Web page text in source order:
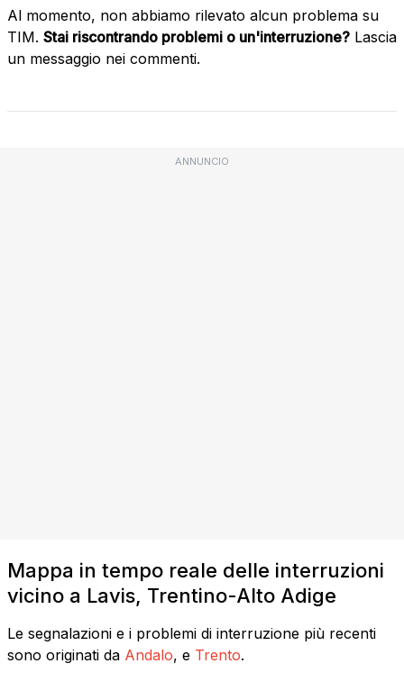
Al momento, non abbiamo rilevato alcun problema su
TIM. Stai riscontrando problemi o un'interruzione? Lascia
un messaggio nei commenti.
ANNUNCIO
Mappa in tempo reale delle interruzioni
vicino a Lavis, Trentino-Alto Adige
Le segnalazioni e i problemi di interruzione più recenti
sono originati da Andalo, e Trento.